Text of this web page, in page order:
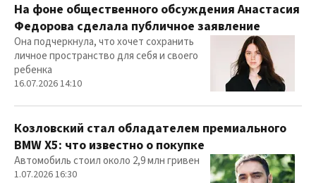
На фоне общественного обсуждения Анастасия
Федорова сделала публичное заявление
Она подчеркнула, что хочет сохранить
личное пространство для себя и своего
ребенка
16.07.2026 14:10
Козловский стал обладателем премиального
BMW X5: что известно о покупке
Автомобиль стоил около 2,9 млн гривен
1.07.2026 16:30